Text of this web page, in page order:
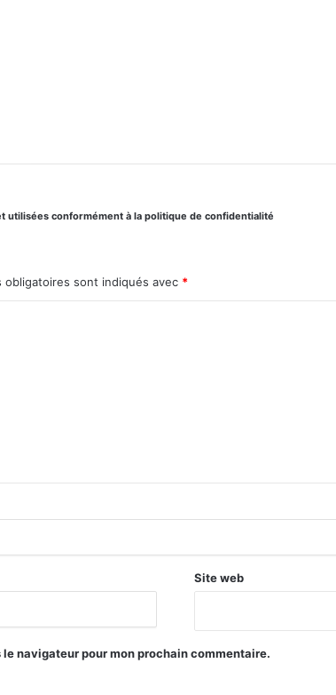
utilisées conformément à la politique de confidentialité
obligatoires sont indiqués avec *
Site web
navigateur pour mon prochain commentaire.